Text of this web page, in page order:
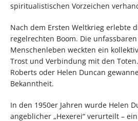
spiritualistischen Vorzeichen
Nach dem Ersten Weltkrieg erlebte
regelrechten Boom. Die
Menschenleben weckten ein
Trost und Verbindung mit den
Roberts oder Helen Duncan
Bekanntheit.
In den 1950er Jahren wurde Helen
angeblicher „Hexerei“ verurteilt –